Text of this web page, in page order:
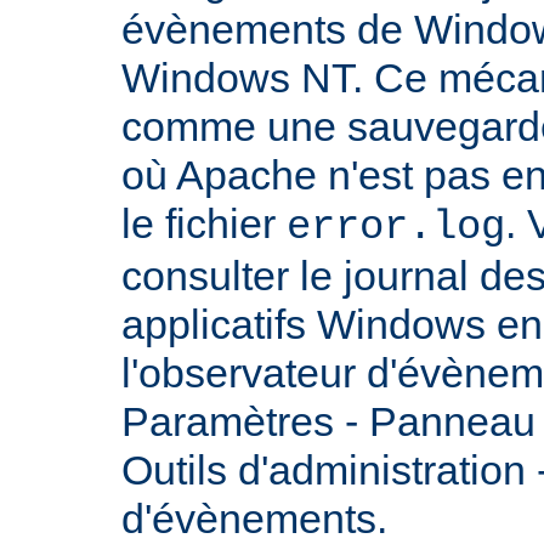
évènements de
Windows NT. Ce
comme une
où Apache n'est pas
le fichier error.log.
consulter le journal
applicatifs Windows
l'observateur
Paramètres -
Outils d'administration
d'évènements.